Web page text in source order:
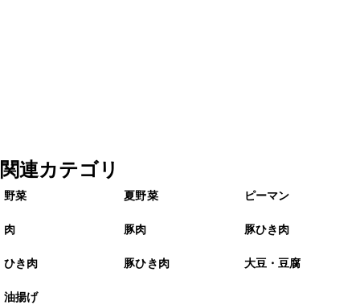
関連カテゴリ
野菜 夏野菜 ピーマン
肉 豚肉 豚ひき肉
ひき肉 豚ひき肉 大豆・豆腐
油揚げ